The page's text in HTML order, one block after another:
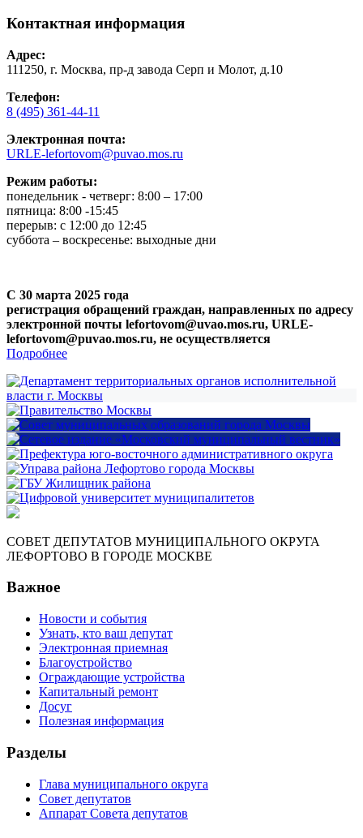
Контактная информация
Адрес:
111250, г. Москва, пр-д завода Серп и Молот, д.10
Телефон:
8 (495) 361-44-11
Электронная почта:
URLE-lefortovom@puvao.mos.ru
Режим работы:
понедельник - четверг: 8:00 – 17:00
пятница: 8:00 -15:45
перерыв: с 12:00 до 12:45
суббота – воскресенье: выходные дни
С 30 марта 2025 года
регистрация обращений граждан, направленных по адресу
электронной почты lefortovom@uvao.mos.ru, URLE-
lefortovom@puvao.mos.ru, не осуществляется
Подробнее
СОВЕТ ДЕПУТАТОВ МУНИЦИПАЛЬНОГО ОКРУГА
ЛЕФОРТОВО В ГОРОДЕ МОСКВЕ
Важное
Новости и события
Узнать, кто ваш депутат
Электронная приемная
Благоустройство
Ограждающие устройства
Капитальный ремонт
Досуг
Полезная информация
Разделы
Глава муниципального округа
Совет депутатов
Аппарат Совета депутатов